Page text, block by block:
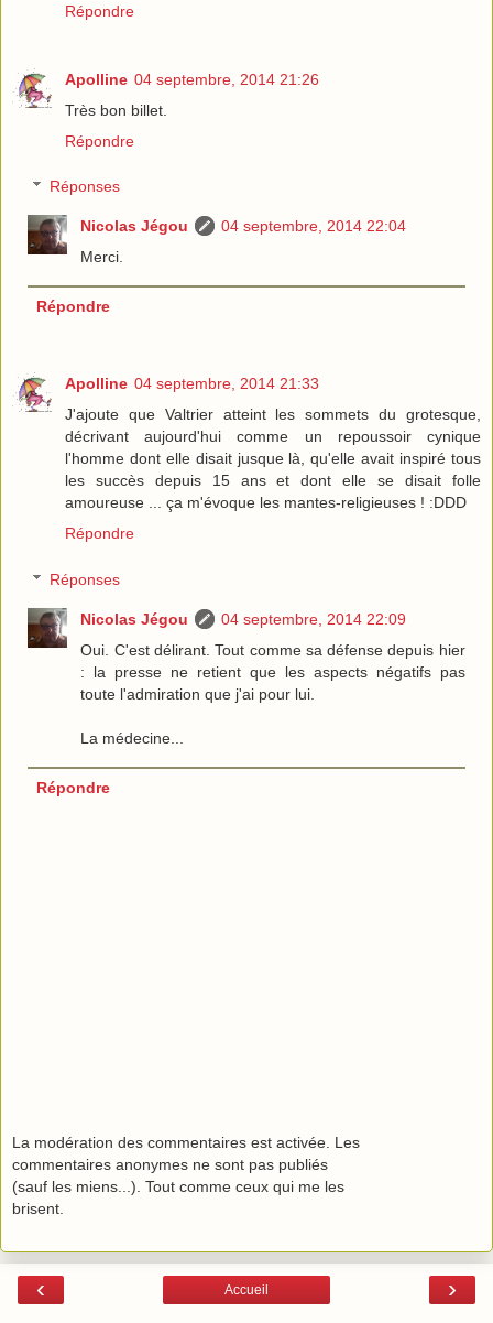
Répondre
Apolline 04 septembre, 2014 21:26
Très bon billet.
Répondre
Réponses
Nicolas Jégou
04 septembre, 2014 22:04
Merci.
Répondre
Apolline 04 septembre, 2014 21:33
J'ajoute que Valtrier atteint les sommets du grotesque,
décrivant aujourd'hui comme un repoussoir cynique
l'homme dont elle disait jusque là, qu'elle avait inspiré tous
les succès depuis 15 ans et dont elle se disait folle
amoureuse ... ça m'évoque les mantes-religieuses ! :DDD
Répondre
Réponses
Nicolas Jégou
04 septembre, 2014 22:09
Oui. C'est délirant. Tout comme sa défense depuis hier
: la presse ne retient que les aspects négatifs pas
toute l'admiration que j'ai pour lui.
La médecine...
Répondre
La modération des commentaires est activée. Les
commentaires anonymes ne sont pas publiés
(sauf les miens...). Tout comme ceux qui me les
brisent.
‹ ›
Accueil